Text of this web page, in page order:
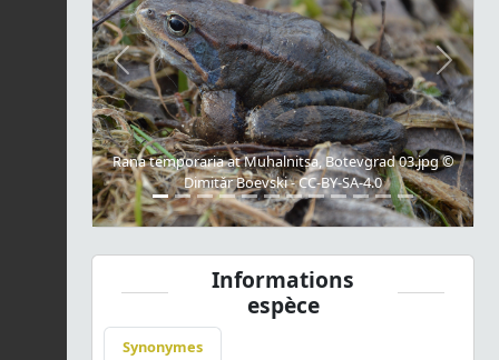
Rana temporaria at Muhalnitsa, Botevgrad 03.jpg ©
Dimitǎr Boevski - CC-BY-SA-4.0
Previous Next
Informations
espèce
Synonymes